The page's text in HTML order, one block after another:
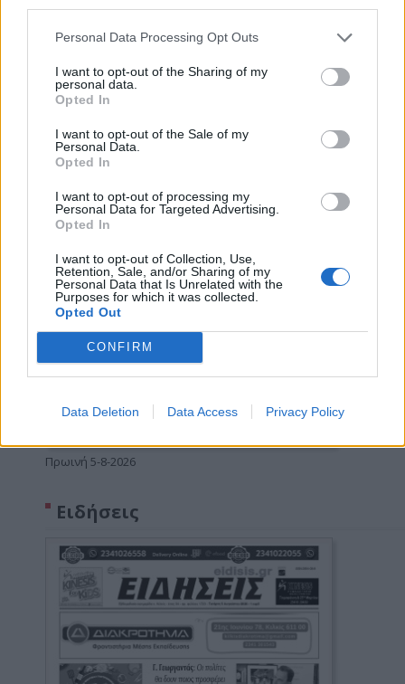
Personal Data Processing Opt Outs
I want to opt-out of the Sharing of my
personal data.
Opted In
I want to opt-out of the Sale of my
Personal Data.
Opted In
I want to opt-out of processing my
Personal Data for Targeted Advertising.
Opted In
I want to opt-out of Collection, Use,
Retention, Sale, and/or Sharing of my
Personal Data that Is Unrelated with the
Purposes for which it was collected.
Opted Out
CONFIRM
Data Deletion Data Access Privacy Policy
Πρωινή
Πρωινή 5-8-2026
Ειδήσεις